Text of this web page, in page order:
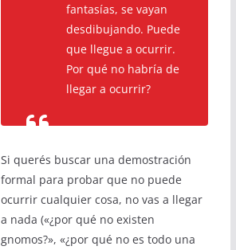
fantasías, se vayan
desdibujando. Puede
que llegue a ocurrir.
Por qué no habría de
llegar a ocurrir?
Si querés buscar una demostración
formal para probar que no puede
ocurrir cualquier cosa, no vas a llegar
a nada («¿por qué no existen
gnomos?», «¿por qué no es todo una